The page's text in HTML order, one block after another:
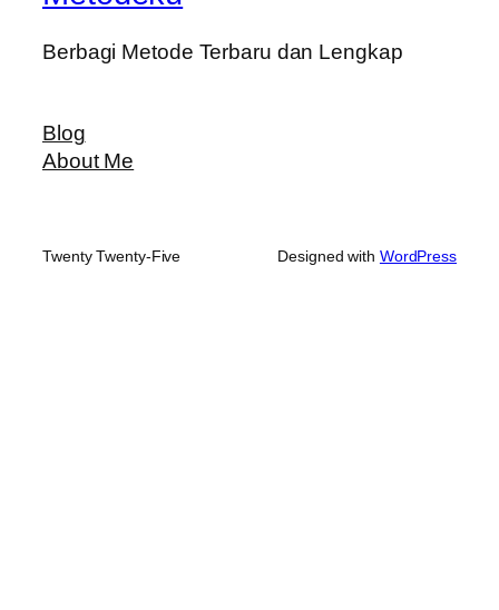
Berbagi Metode Terbaru dan Lengkap
Blog
About Me
Twenty Twenty-Five Designed with WordPress